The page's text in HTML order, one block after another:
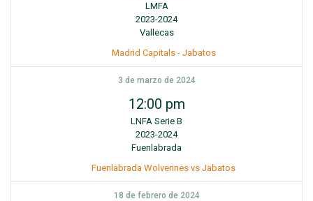
LMFA
2023-2024
Vallecas
Madrid Capitals - Jabatos
3 de marzo de 2024
12:00 pm
LNFA Serie B
2023-2024
Fuenlabrada
Fuenlabrada Wolverines vs Jabatos
18 de febrero de 2024